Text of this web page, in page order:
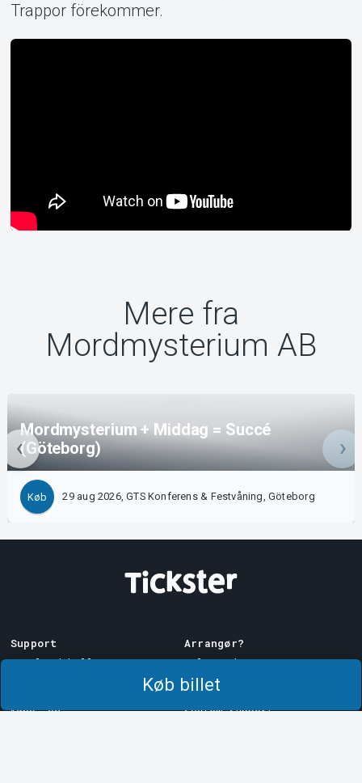
Køb billet
Trappor förekommer.
Mere fra
Mordmysterium AB
Mordmysterium + Middag = Succé
(Göteborg)
Køb 29 aug 2026, GTS Konferens & Festvåning, Göteborg
Support
Download billet
Købs- og
Arrangør?
Sælg med os!
Log ind på Manager
System Support